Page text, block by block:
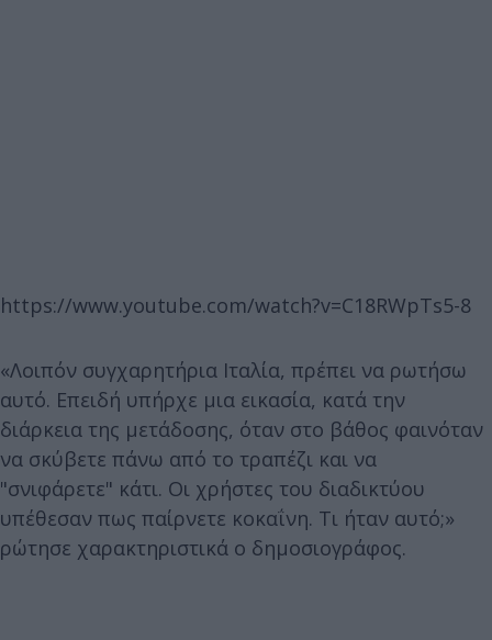
https://www.youtube.com/watch?v=C18RWpTs5-8
«Λοιπόν συγχαρητήρια Ιταλία, πρέπει να ρωτήσω
αυτό. Επειδή υπήρχε μια εικασία, κατά την
διάρκεια της μετάδοσης, όταν στο βάθος φαινόταν
να σκύβετε πάνω από το τραπέζι και να
"σνιφάρετε" κάτι. Οι χρήστες του διαδικτύου
υπέθεσαν πως παίρνετε κοκαΐνη. Τι ήταν αυτό;»
ρώτησε χαρακτηριστικά ο δημοσιογράφος.